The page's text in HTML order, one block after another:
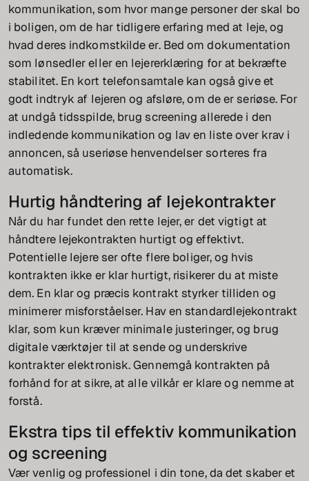
kommunikation, som hvor mange personer der skal bo
i boligen, om de har tidligere erfaring med at leje, og
hvad deres indkomstkilde er. Bed om dokumentation
som lønsedler eller en lejererklæring for at bekræfte
stabilitet. En kort telefonsamtale kan også give et
godt indtryk af lejeren og afsløre, om de er seriøse. For
at undgå tidsspilde, brug screening allerede i den
indledende kommunikation og lav en liste over krav i
annoncen, så useriøse henvendelser sorteres fra
automatisk.
Hurtig håndtering af lejekontrakter
Når du har fundet den rette lejer, er det vigtigt at
håndtere lejekontrakten hurtigt og effektivt.
Potentielle lejere ser ofte flere boliger, og hvis
kontrakten ikke er klar hurtigt, risikerer du at miste
dem. En klar og præcis kontrakt styrker tilliden og
minimerer misforståelser. Hav en standardlejekontrakt
klar, som kun kræver minimale justeringer, og brug
digitale værktøjer til at sende og underskrive
kontrakter elektronisk. Gennemgå kontrakten på
forhånd for at sikre, at alle vilkår er klare og nemme at
forstå.
Ekstra tips til effektiv kommunikation
og screening
Vær venlig og professionel i din tone, da det skaber et